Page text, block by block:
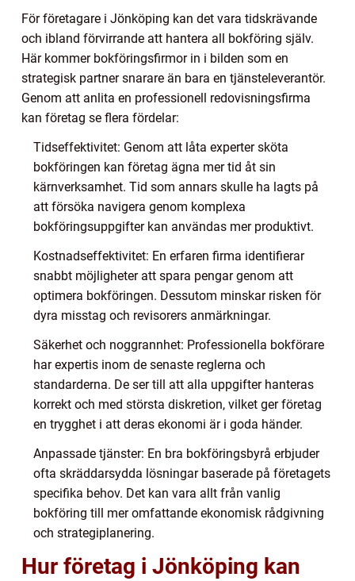
För företagare i Jönköping kan det vara tidskrävande
och ibland förvirrande att hantera all bokföring själv.
Här kommer bokföringsfirmor in i bilden som en
strategisk partner snarare än bara en tjänsteleverantör.
Genom att anlita en professionell redovisningsfirma
kan företag se flera fördelar:
Tidseffektivitet: Genom att låta experter sköta
bokföringen kan företag ägna mer tid åt sin
kärnverksamhet. Tid som annars skulle ha lagts på
att försöka navigera genom komplexa
bokföringsuppgifter kan användas mer produktivt.
Kostnadseffektivitet: En erfaren firma identifierar
snabbt möjligheter att spara pengar genom att
optimera bokföringen. Dessutom minskar risken för
dyra misstag och revisorers anmärkningar.
Säkerhet och noggrannhet: Professionella bokförare
har expertis inom de senaste reglerna och
standarderna. De ser till att alla uppgifter hanteras
korrekt och med största diskretion, vilket ger företag
en trygghet i att deras ekonomi är i goda händer.
Anpassade tjänster: En bra bokföringsbyrå erbjuder
ofta skräddarsydda lösningar baserade på företagets
specifika behov. Det kan vara allt från vanlig
bokföring till mer omfattande ekonomisk rådgivning
och strategiplanering.
Hur företag i Jönköping kan